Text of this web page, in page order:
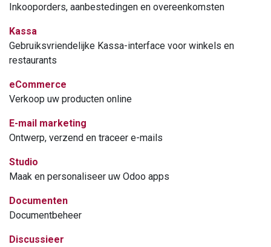
Inkooporders, aanbestedingen en overeenkomsten
Kassa
Gebruiksvriendelijke Kassa-interface voor winkels en
restaurants
eCommerce
Verkoop uw producten online
E-mail marketing
Ontwerp, verzend en traceer e-mails
Studio
Maak en personaliseer uw Odoo apps
Documenten
Documentbeheer
Discussieer